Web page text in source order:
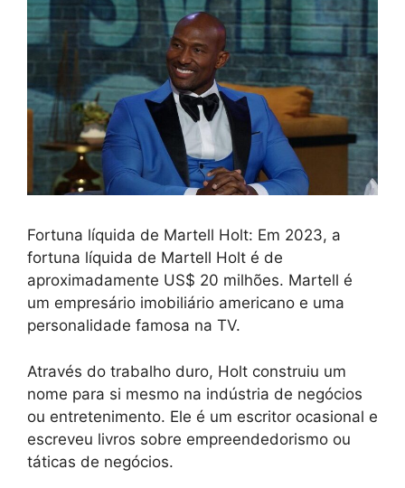
Fortuna líquida de Martell Holt: Em 2023, a
fortuna líquida de Martell Holt é de
aproximadamente US$ 20 milhões. Martell é
um empresário imobiliário americano e uma
personalidade famosa na TV.
Através do trabalho duro, Holt construiu um
nome para si mesmo na indústria de negócios
ou entretenimento. Ele é um escritor ocasional e
escreveu livros sobre empreendedorismo ou
táticas de negócios.